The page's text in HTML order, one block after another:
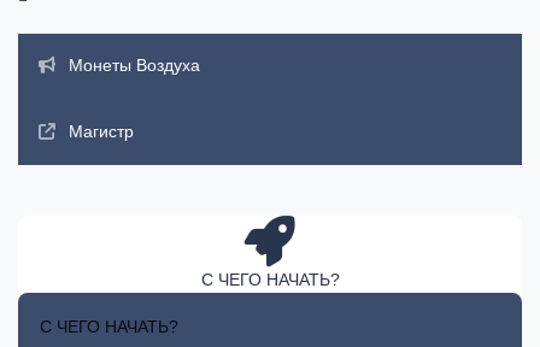
Монеты Воздуха
Магистр
С ЧЕГО НАЧАТЬ?
С ЧЕГО НАЧАТЬ?